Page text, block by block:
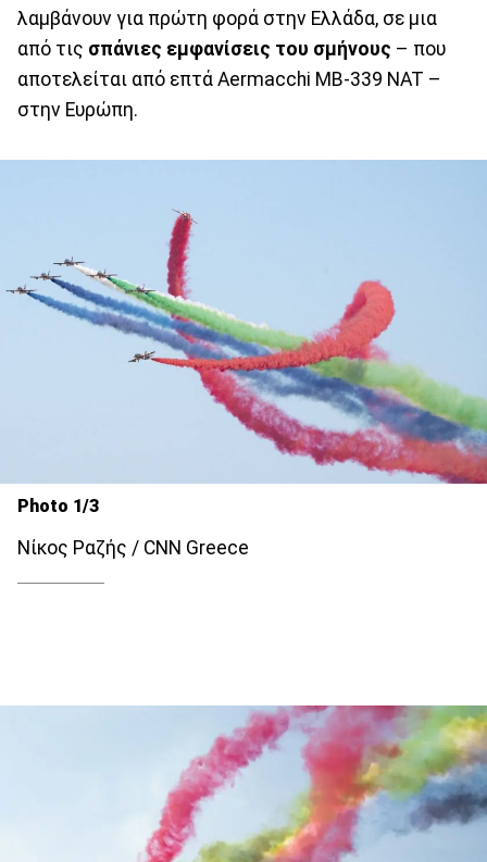
λαμβάνουν για πρώτη φορά στην Ελλάδα, σε μια
από τις σπάνιες εμφανίσεις του σμήνους – που
αποτελείται από επτά Aermacchi MB-339 NAT –
στην Ευρώπη.
Photo 1/3
Νίκος Ραζής / CNN Greece